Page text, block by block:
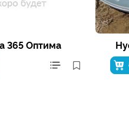
365 Оптима